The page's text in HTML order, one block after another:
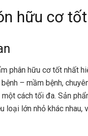
hữu cơ
phân hữu cơ tốt nhất
– mầm bệnh,
cách tối đa. Sản
loại lớn nhỏ khác